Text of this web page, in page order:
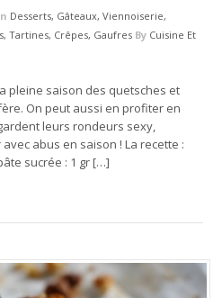
Desserts, Gâteaux, Viennoiserie,
Tartines, Crêpes, Gaufres By Cuisine Et
pleine saison des quetsches et
On peut aussi en profiter en
leurs rondeurs sexy,
abus en saison ! La recette :
sucrée : 1 gr […]